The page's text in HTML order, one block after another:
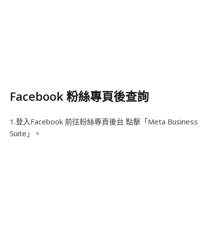
Facebook 粉絲專頁後查詢
1.登入Facebook 前往粉絲專頁後台 點擊「Meta Business
Suite」。